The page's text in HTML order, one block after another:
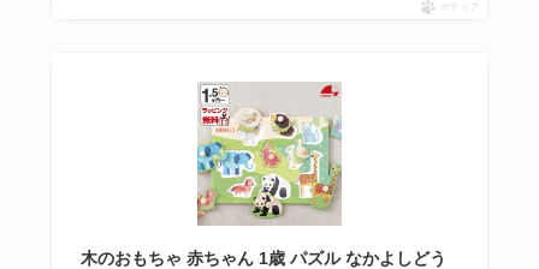
ポチップ
木のおもちゃ 赤ちゃん 1歳 パズル なかよしどう